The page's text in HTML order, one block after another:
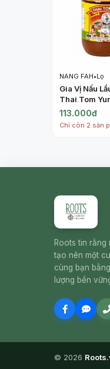
NANG FAH•Lọ
Gia Vị Nấu
Thai Tom
Sour Soup
(454g) -
113.000đ
Chỉ còn 2 sản
Roots tin rằng
tạo nên một
cùng bạn
lượng bền
© 2026